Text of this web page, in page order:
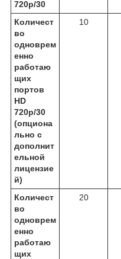
720р/30
Количест
во
одноврем
енно
работаю
щих
портов
HD
720р/30
(опциона
льно с
дополнит
ельной
лицензие
й)
10
Количест
во
одноврем
енно
работаю
щих
20